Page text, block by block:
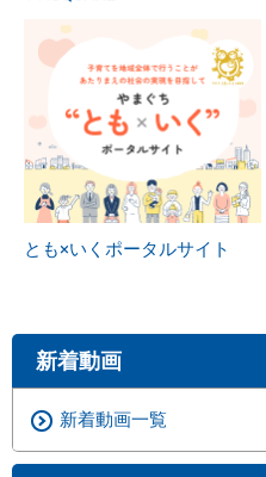
とも×いくポータルサイト
新着動画
新着動画一覧